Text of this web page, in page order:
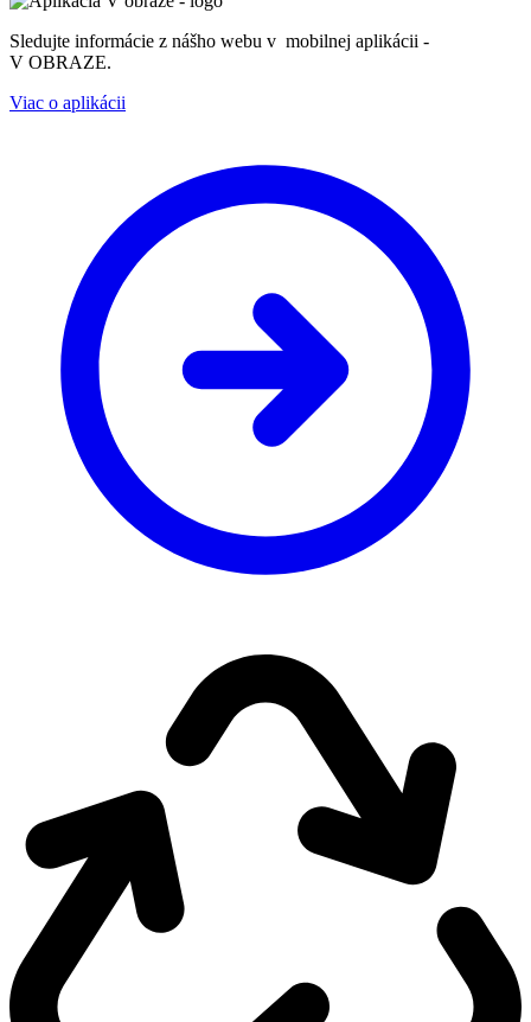
Sledujte informácie z nášho webu v mobilnej aplikácii -
V OBRAZE.
Viac o aplikácii